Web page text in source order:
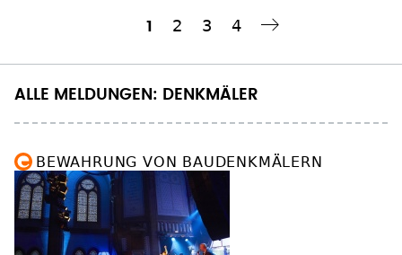
Aktuelle
1 Seite
2 Seite
3 Seite
4
››
ALLE MELDUNGEN: DENKMÄLER
BEWAHRUNG VON BAUDENKMÄLERN